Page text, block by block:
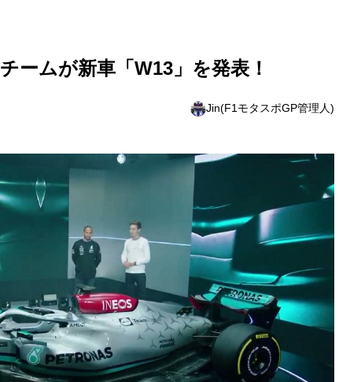
ームが新車「W13」を発表！
Jin(F1モタスポGP管理人)